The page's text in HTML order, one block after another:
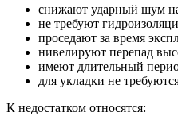
снижают ударный шум
не требуют
проседают за время
нивелируют перепад
имеют длительный
для укладки не
К недостатком относятся: